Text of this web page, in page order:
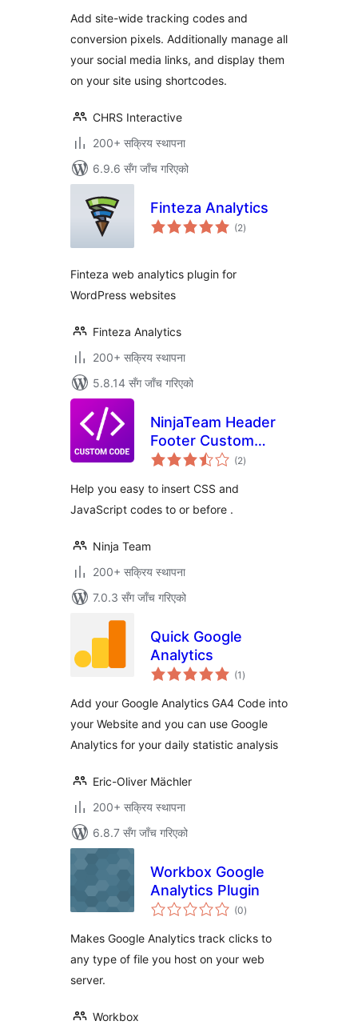
Add site-wide tracking codes and
conversion pixels. Additionally manage all
your social media links, and display them
on your site using shortcodes.
CHRS Interactive
200+ सक्रिय स्थापना
6.9.6 सँग जाँच गरिएको
Finteza Analytics
(2कुल
रेटिङ्गहरू
)
Finteza web analytics plugin for
WordPress websites
Finteza Analytics
200+ सक्रिय स्थापना
5.8.14 सँग जाँच गरिएको
NinjaTeam Header
Footer Custom
Code
(2कुल
रेटिङ्गहरू
)
Help you easy to insert CSS and
JavaScript codes to or before .
Ninja Team
200+ सक्रिय स्थापना
7.0.3 सँग जाँच गरिएको
Quick Google
Analytics
(1 कुल
रेटिङ्गहरू
)
Add your Google Analytics GA4 Code into
your Website and you can use Google
Analytics for your daily statistic analysis
Eric-Oliver Mächler
200+ सक्रिय स्थापना
6.8.7 सँग जाँच गरिएको
Workbox Google
Analytics Plugin
(0कुल
रेटिङ्गहरू
)
Makes Google Analytics track clicks to
any type of file you host on your web
server.
Workbox